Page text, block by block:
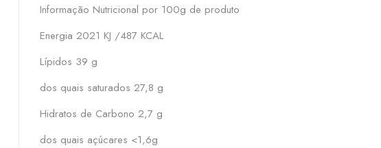
Informação Nutricional por 100g de produto
Energia 2021 KJ /487 KCAL
Lípidos 39 g
dos quais saturados 27,8 g
Hidratos de Carbono 2,7 g
dos quais açúcares <1,6g